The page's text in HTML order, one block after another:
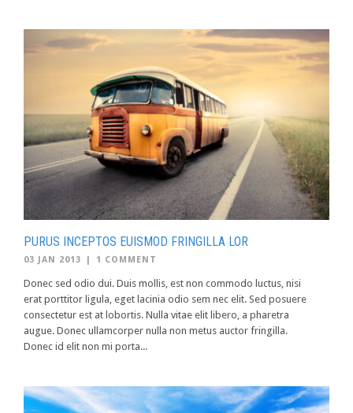
PURUS INCEPTOS EUISMOD FRINGILLA LOR
03 JAN 2013 1 COMMENT
Donec sed odio dui. Duis mollis, est non commodo luctus, nisi
erat porttitor ligula, eget lacinia odio sem nec elit. Sed posuere
consectetur est at lobortis. Nulla vitae elit libero, a pharetra
augue. Donec ullamcorper nulla non metus auctor fringilla.
Donec id elit non mi porta...